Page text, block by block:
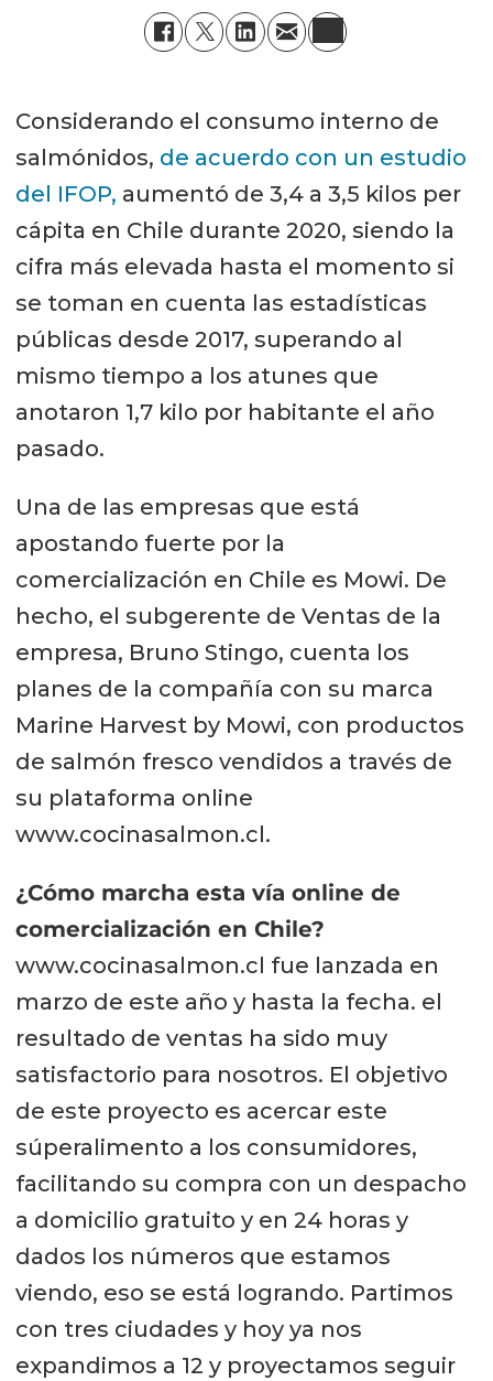
Considerando el consumo interno de
salmónidos, de acuerdo con un estudio
del IFOP, aumentó de 3,4 a 3,5 kilos per
cápita en Chile durante 2020, siendo la
cifra más elevada hasta el momento si
se toman en cuenta las estadísticas
públicas desde 2017, superando al
mismo tiempo a los atunes que
anotaron 1,7 kilo por habitante el año
pasado.
Una de las empresas que está
apostando fuerte por la
comercialización en Chile es Mowi. De
hecho, el subgerente de Ventas de la
empresa, Bruno Stingo, cuenta los
planes de la compañía con su marca
Marine Harvest by Mowi, con productos
de salmón fresco vendidos a través de
su plataforma online
www.cocinasalmon.cl.
¿Cómo marcha esta vía online de
comercialización en Chile?
www.cocinasalmon.cl fue lanzada en
marzo de este año y hasta la fecha. el
resultado de ventas ha sido muy
satisfactorio para nosotros. El objetivo
de este proyecto es acercar este
súperalimento a los consumidores,
facilitando su compra con un despacho
a domicilio gratuito y en 24 horas y
dados los números que estamos
viendo, eso se está logrando. Partimos
con tres ciudades y hoy ya nos
expandimos a 12 y proyectamos seguir